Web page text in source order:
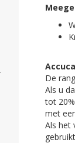
De
Als u
tot
met
Als het